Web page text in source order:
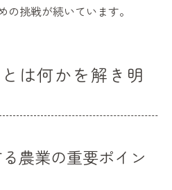
挑戦が続いています。
は何かを解き明
農業の重要ポイン